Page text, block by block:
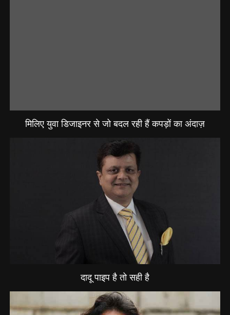
मिलिए युवा डिजाइनर से जो बदल रही हैं कपड़ों का अंदाज़
दादू पाइप है तो सही है